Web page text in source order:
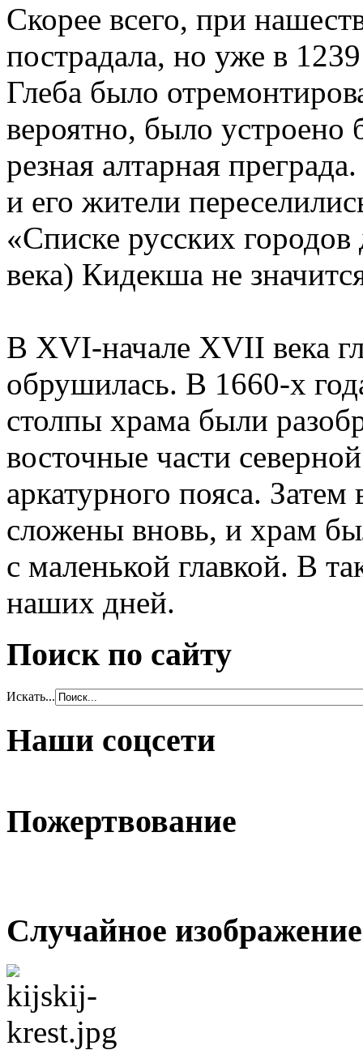
Скорее всего, при
пострадала, но уже в
Глеба было
вероятно, было устроено
резная алтарная
и его жители
«Списке русских
века) Кидекша не
В XVI-начале XVII века
обрушилась. В 1660-х
столпы храма были
восточные части
аркатурного пояса.
сложены вновь, и храм
с маленькой главкой. В
наших дней.
Поиск по сайту
Искать...
Наши соцсети
Пожертвование
Случайное изображение